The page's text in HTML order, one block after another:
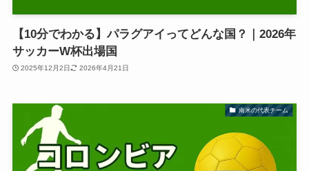
【10分でわかる】パラグアイってどんな国？｜2026年
サッカーW杯出場国
2025年12月2日 2026年4月21日
南米の代表チーム